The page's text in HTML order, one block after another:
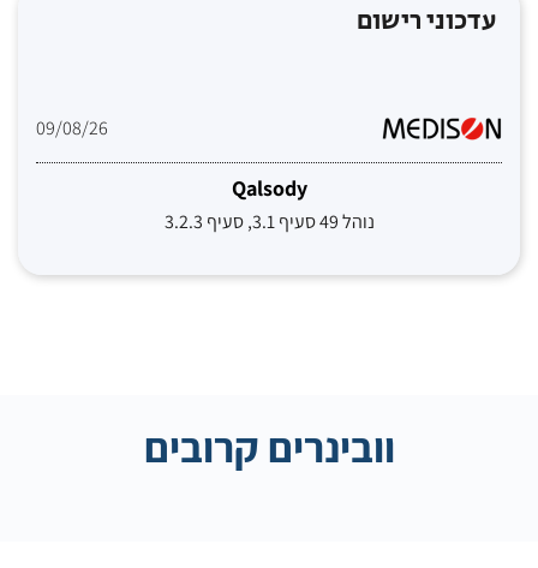
עדכוני רישום
09/08/26
Qalsody
נוהל 49 סעיף 3.1, סעיף 3.2.3
וובינרים קרובים